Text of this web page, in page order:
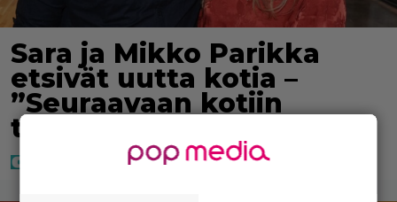
Sara ja Mikko Parikka
etsivät uutta kotia –
”Seuraavaan kotiin
tämmöinen”